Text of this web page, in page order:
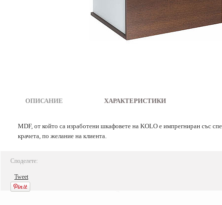
ОПИСАНИЕ ХАРАКТЕРИСТИКИ
MDF, от който са изработени шкафовете на KOLO е импрегниран със
крачета, по желание на клиента.
Споделете:
Tweet